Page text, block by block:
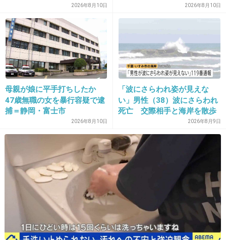
嫌い！！
+266 -15
16. 匿名2013/12/06(金) 09:57:58
「男のけじめ」
なんかエロい
+25 -31
2026年8月10日 2026年8月10日
母親が娘に平手打ちしたか
47歳無職の女を暴行容疑で逮
捕＝静岡・富士市
2026年8月10日
「波にさらわれ姿が見えな
い」男性（38）波にさらわれ
死亡 交際相手と海岸を散歩
中 当時は波浪注意報 千葉・
いすみ市
2026年8月9日